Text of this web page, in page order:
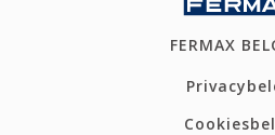
FERMAX